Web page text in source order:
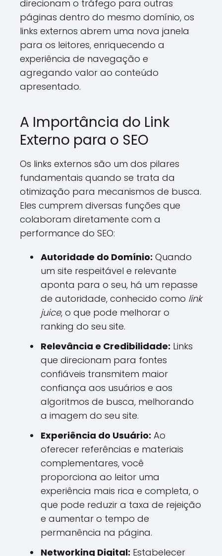
direcionam o tráfego para outras
páginas dentro do mesmo domínio, os
links externos abrem uma nova janela
para os leitores, enriquecendo a
experiência de navegação e
agregando valor ao conteúdo
apresentado.
A Importância do Link
Externo para o SEO
Os links externos são um dos pilares
fundamentais quando se trata da
otimização para mecanismos de busca.
Eles cumprem diversas funções que
colaboram diretamente com a
performance do SEO:
Autoridade do Domínio: Quando
um site respeitável e relevante
aponta para o seu, há um repasse
de autoridade, conhecido como link
juice, o que pode melhorar o
ranking do seu site.
Relevância e Credibilidade: Links
que direcionam para fontes
confiáveis transmitem maior
confiança aos usuários e aos
algoritmos de busca, melhorando
a imagem do seu site.
Experiência do Usuário: Ao
oferecer referências e materiais
complementares, você
proporciona ao leitor uma
experiência mais rica e completa, o
que pode reduzir a taxa de rejeição
e aumentar o tempo de
permanência na página.
Networking Digital: Estabelecer